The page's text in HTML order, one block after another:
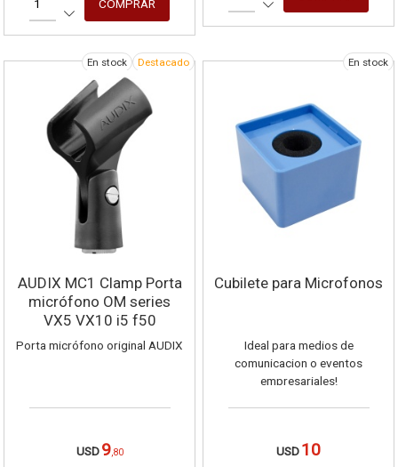
En stock Destacado
AUDIX MC1 Clamp Porta
micrófono OM series
VX5 VX10 i5 f50
Porta micrófono original AUDIX
USD 9,80
En stock
Cubilete para Microfonos
Ideal para medios de
comunicacion o eventos
empresariales!
USD10